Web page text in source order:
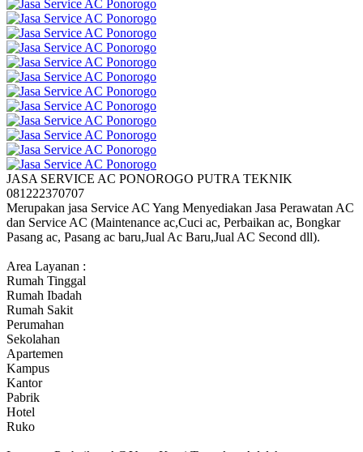
JASA SERVICE AC PONOROGO PUTRA TEKNIK
081222370707
Merupakan jasa Service AC Yang Menyediakan Jasa Perawatan AC
dan Service AC (Maintenance ac,Cuci ac, Perbaikan ac, Bongkar
Pasang ac, Pasang ac baru,Jual Ac Baru,Jual AC Second dll).
Area Layanan :
Rumah Tinggal
Rumah Ibadah
Rumah Sakit
Perumahan
Sekolahan
Apartemen
Kampus
Kantor
Pabrik
Hotel
Ruko